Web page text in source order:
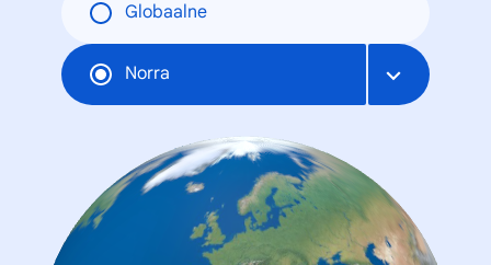
Globaalne
Norra